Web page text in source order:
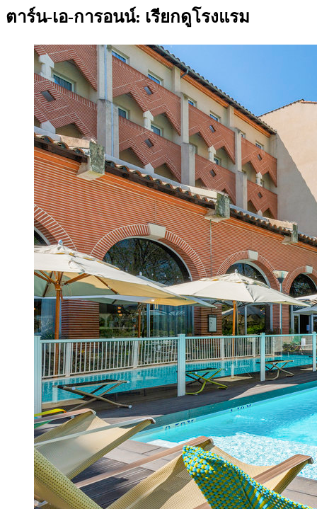
ตาร์น-เอ-การอนน์: เรียกดูโรงแรม